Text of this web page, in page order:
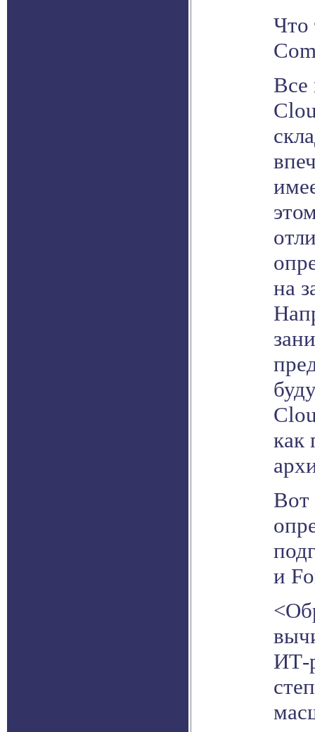
Что
Все
на
как
Вот
и
ИТ-